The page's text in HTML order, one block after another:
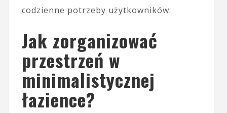
codzienne potrzeby użytkowników.
Jak zorganizować
przestrzeń w
minimalistycznej
łazience?